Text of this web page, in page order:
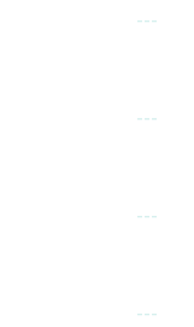
---
---
---
---